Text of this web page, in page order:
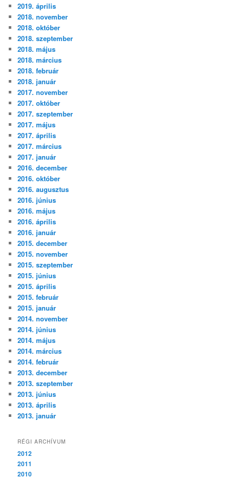
2019. április
2018. november
2018. október
2018. szeptember
2018. május
2018. március
2018. február
2018. január
2017. november
2017. október
2017. szeptember
2017. május
2017. április
2017. március
2017. január
2016. december
2016. október
2016. augusztus
2016. június
2016. május
2016. április
2016. január
2015. december
2015. november
2015. szeptember
2015. június
2015. április
2015. február
2015. január
2014. november
2014. június
2014. május
2014. március
2014. február
2013. december
2013. szeptember
2013. június
2013. április
2013. január
RÉGI ARCHÍVUM
2012
2011
2010